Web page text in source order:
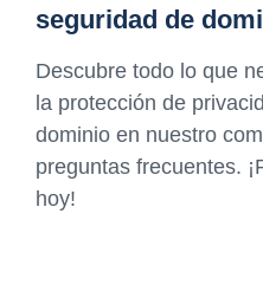
seguridad de
Descubre todo lo que
la protección de
dominio en nuestro
preguntas frecuentes.
hoy!